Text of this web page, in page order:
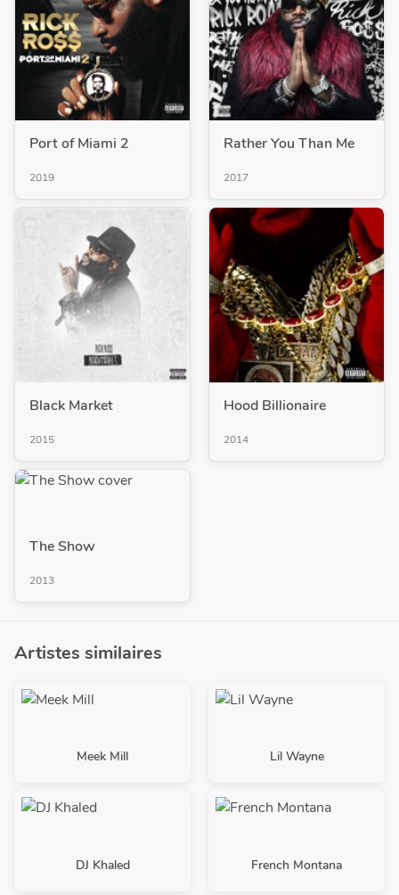
Port of Miami 2
2019
Rather You Than Me
2017
Black Market
2015
Hood Billionaire
2014
The Show
2013
Artistes similaires
Meek Mill Lil Wayne
DJ Khaled French Montana